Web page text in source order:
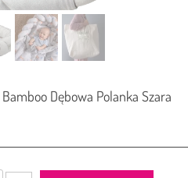
Dębowa Polanka Szara